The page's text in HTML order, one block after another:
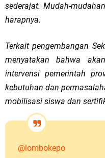
sederajat. Mudah-
harapnya.
Terkait pengembangan
menyatakan bahwa
intervensi pemerintah
kebutuhan dan
mobilisasi siswa dan
@lombokepo